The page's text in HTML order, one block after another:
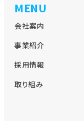
MENU
会社案内
事業紹介
採用情報
取り組み